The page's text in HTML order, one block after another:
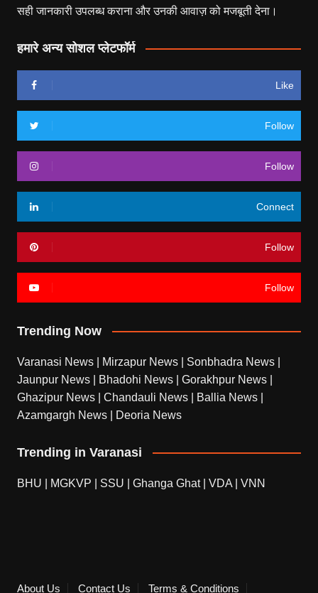
सही जानकारी उपलब्ध कराना और उनकी आवाज़ को मजबूती देना।
हमारे अन्य सोशल प्लेटफॉर्म
Like
Follow
Follow
Connect
Follow
Follow
Trending Now
Varanasi News Mirzapur News Sonbhadra News
Jaunpur News
Bhadohi News Gorakhpur News
Ghazipur News
Chandauli News Ballia News
Azamgargh News
Deoria News
Trending in Varanasi
BHU MGKVP SSU Ghanga Ghat| VDA VNN
About Us Contact Us Terms & Conditions